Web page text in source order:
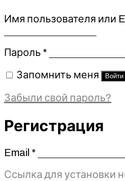
Имя пользователя или
Пароль *Обязательно
Запомнить меня Войти
Забыли свой пароль?
Регистрация
Email *Обязательно
Ссылка для установки